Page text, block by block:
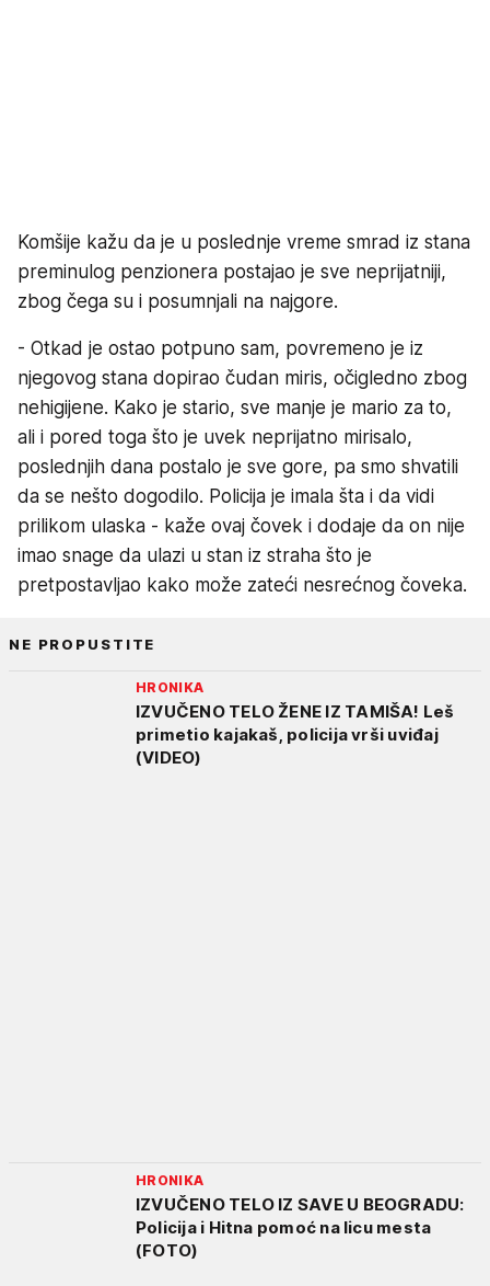
Komšije kažu da je u poslednje vreme smrad iz stana
preminulog penzionera postajao je sve neprijatniji,
zbog čega su i posumnjali na najgore.
- Otkad je ostao potpuno sam, povremeno je iz
njegovog stana dopirao čudan miris, očigledno zbog
nehigijene. Kako je stario, sve manje je mario za to,
ali i pored toga što je uvek neprijatno mirisalo,
poslednjih dana postalo je sve gore, pa smo shvatili
da se nešto dogodilo. Policija je imala šta i da vidi
prilikom ulaska - kaže ovaj čovek i dodaje da on nije
imao snage da ulazi u stan iz straha što je
pretpostavljao kako može zateći nesrećnog čoveka.
NE PROPUSTITE
HRONIKA
IZVUČENO TELO ŽENE IZ TAMIŠA! Leš
primetio kajakaš, policija vrši uviđaj
(VIDEO)
HRONIKA
IZVUČENO TELO IZ SAVE U BEOGRADU:
Policija i Hitna pomoć na licu mesta
(FOTO)